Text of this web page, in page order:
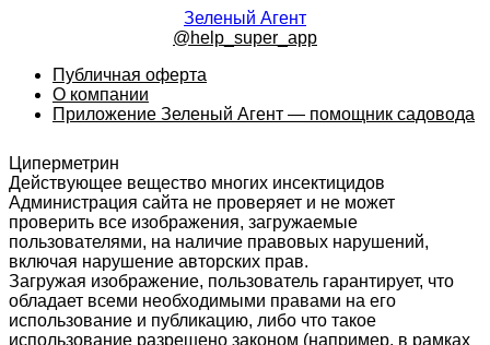
Зеленый Агент
@help_super_app
Публичная оферта
О компании
Приложение Зеленый Агент — помощник садовода
Циперметрин
Действующее вещество многих инсектицидов
Администрация сайта не проверяет и не может
проверить все изображения, загружаемые
пользователями, на наличие правовых нарушений,
включая нарушение авторских прав.
Загружая изображение, пользователь гарантирует, что
обладает всеми необходимыми правами на его
использование и публикацию, либо что такое
использование разрешено законом (например, в рамках